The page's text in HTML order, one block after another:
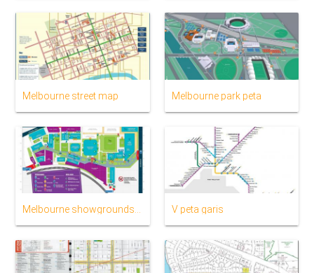
Melbourne street map Melbourne park peta
Melbourne showgrounds peta V peta garis